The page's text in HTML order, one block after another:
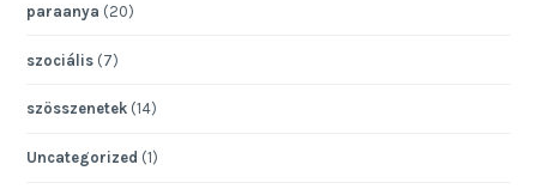
paraanya (20)
szociális (7)
szösszenetek (14)
Uncategorized (1)